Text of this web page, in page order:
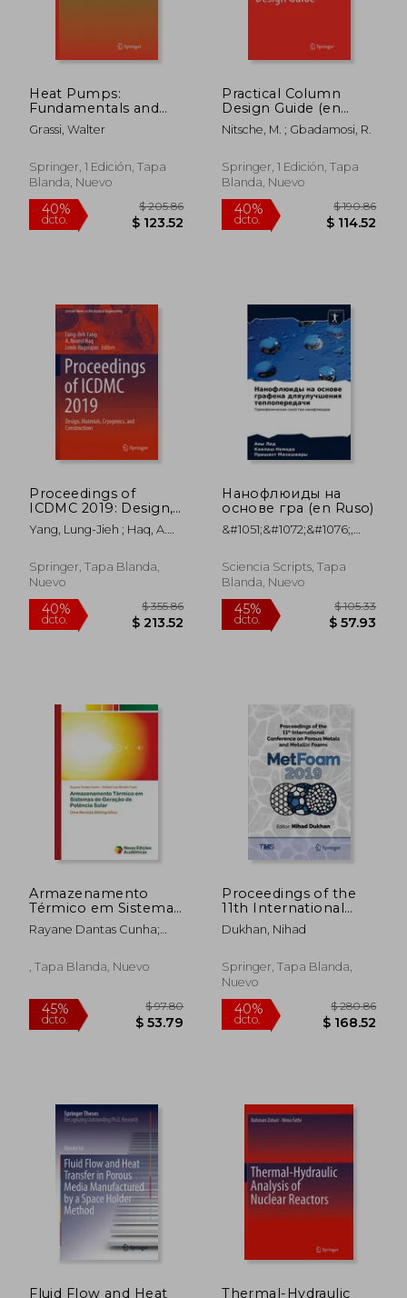
45%
dcto.
40%
dcto.
Heat Pumps:
Fundamentals and
Applications (en
Inglés)
Grassi, Walter
Springer, 1 Edición, Tapa
Blanda, Nuevo
40%
Practical Column
Design Guide (en
Inglés)
Nitsche, M. ; Gbadamosi, R.
Springer, 1 Edición, Tapa
Blanda, Nuevo
40%
dcto.
Proceedings of
ICDMC 2019: Design,
Materials, Cryogenics,
and Constructions
Yang, Lung-Jieh ; Haq, A.
Springer, Tapa Blanda,
Nuevo
40% $ 355.86
Нанофлюиды на
основе гра (en Ruso)
&#1051;&#1072;&#1076;,
;
Sciencia Scripts, Tapa
Blanda, Nuevo
45%
Armazenamento
Térmico em Sistemas
de Geração de
Potência Solar
Rayane Dantas Cunha;
, Tapa Blanda, Nuevo
Proceedings of the
11th International
Conference on
Porous Metals and
(Metfoam 2019) (en
Inglés)
Dukhan, Nihad
Springer, Tapa Blanda,
Nuevo
Fluid Flow and Heat Thermal-Hydraulic